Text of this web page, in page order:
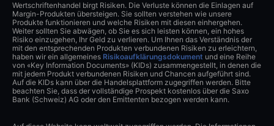
Wertschriftenhandel birgt Risiken. Die Verluste können die Einlagen auf
Margin-Produkten übersteigen. Sie sollten verstehen wie unsere
Produkte funktionieren und welche Risiken mit diesen einhergehen.
Weiter sollten Sie abwägen, ob Sie es sich leisten können, ein hohes
Risiko einzugehen, Ihr Geld zu verlieren. Um Ihnen das Verständnis der
mit den entsprechenden Produkten verbundenen Risiken zu erleichtern,
haben wir ein allgemeines Risikoaufklärungsdokument und eine Reihe
von «Key Information Documents» (KIDs) zusammengestellt, in denen die
mit jedem Produkt verbundenen Risiken und Chancen aufgeführt sind.
Auf die KIDs kann über die Handelsplattform zugegriffen werden. Bitte
beachten Sie, dass der vollständige Prospekt kostenlos über die Saxo
Bank (Schweiz) AG oder den Emittenten bezogen werden kann.